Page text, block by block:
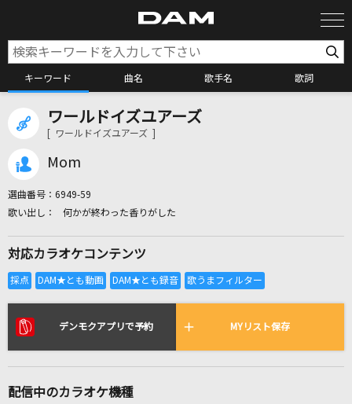
キーワード 曲名 歌手名 歌詞
カラオケ検索
全国りれき
リアルタイムで歌われている曲の一覧
ワールドイズユアーズ
[ ワールドイズユアーズ ]
Mom
選曲番号： 6949-59
何かが終わった香りがした
対応カラオケコンテンツ
デンモクアプリで予約 MYリスト保存
配信中のカラオケ機種